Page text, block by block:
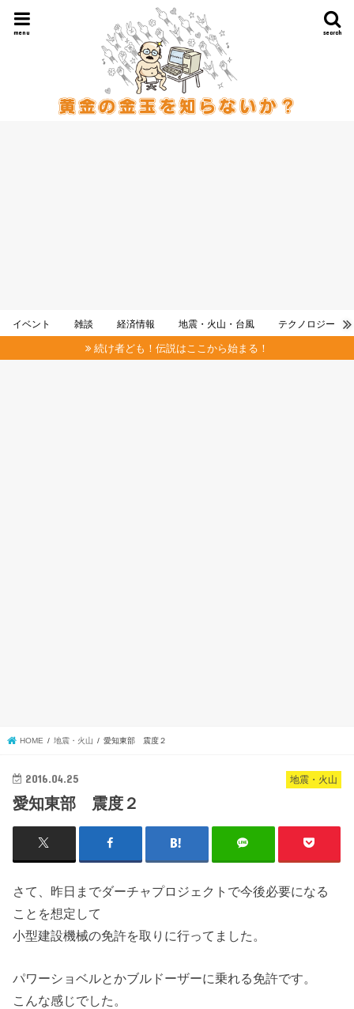
search
menu
イベント 雑談 経済情報 地震・火山・台風 テクノロジー
続け者ども！伝説はここから始まる！
HOME 地震・火山 愛知東部 震度２
地震・火山
2016.04.25
愛知東部 震度２
さて、昨日までダーチャプロジェクトで今後必要になる
ことを想定して
小型建設機械の免許を取りに行ってました。
パワーショベルとかブルドーザーに乗れる免許です。
こんな感じでした。